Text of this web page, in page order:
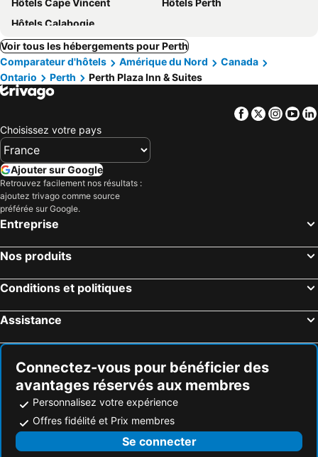
Hôtels Cape Vincent
Hôtels Perth
Hôtels Calabogie
Voir tous les hébergements pour Perth
Comparateur d'hôtels
Amérique du Nord
Canada
Ontario
Perth Perth Plaza Inn & Suites
Facebook
Twitter
Choisissez votre pays
Ajouter sur Google
Retrouvez facilement nos résultats :
ajoutez trivago comme source
préférée sur Google.
Entreprise
Nos produits
Conditions et politiques
Assistance
Connectez-vous pour bénéficier des
avantages réservés aux membres
Personnalisez votre expérience
Offres fidélité et Prix membres
Se connecter